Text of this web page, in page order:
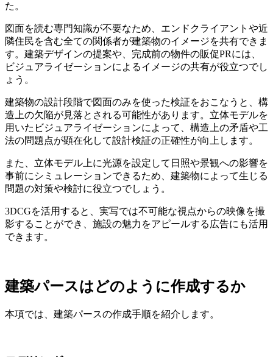
た。
図面を読む専門知識が不要なため、エンドクライアントや近
隣住民を含む全ての関係者が建築物のイメージを共有できま
す。建築デザインの提案や、完成前の物件の販促PRには、
ビジュアライゼーションによるイメージの共有が役立つでし
ょう。
建築物の設計段階で図面のみを使った検証をおこなうと、構
造上の欠陥が見落とされる可能性があります。立体モデルを
用いたビジュアライゼーションによって、構造上の矛盾や工
法の問題点が顕在化して設計検証の正確性が向上します。
また、立体モデル上に光源を設定して日照や景観への影響を
事前にシミュレーションできるため、建築物によって生じる
問題の対策や検討に役立つでしょう。
3DCGを活用すると、実写では不可能な視点からの映像を撮
影することができ、施設の魅力をアピールする広告にも活用
できます。
建築パースはどのように作成するか
本項では、建築パースの作成手順を紹介します。